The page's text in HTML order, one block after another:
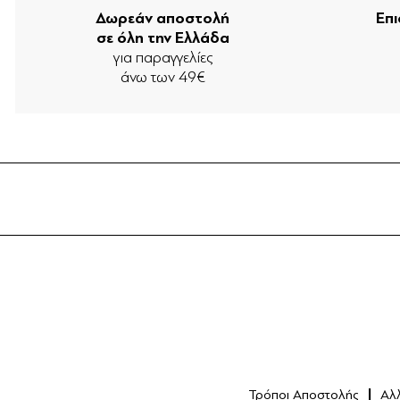
Δωρεάν αποστολή
σε όλη την Ελλάδα
για παραγγελίες
άνω των 49€
Τρόποι Αποστολής